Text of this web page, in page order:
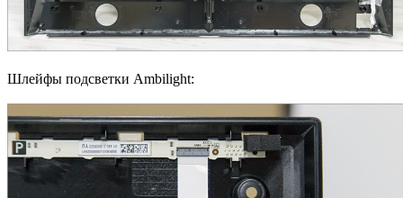
Шлейфы подсветки Ambilight: